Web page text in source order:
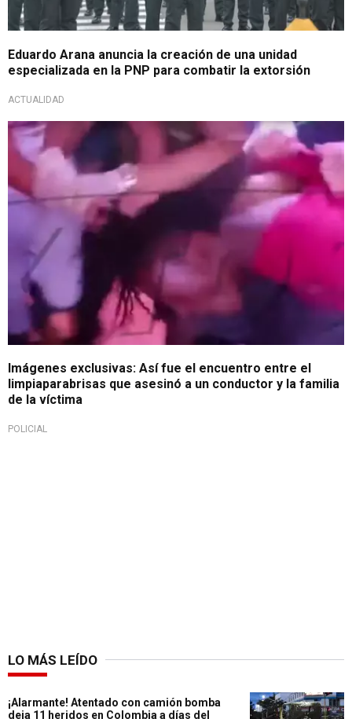
Eduardo Arana anuncia la creación de una unidad
especializada en la PNP para combatir la extorsión
ACTUALIDAD
Altercado en una comisaría
Imágenes exclusivas: Así fue el encuentro entre el
limpiaparabrisas que asesinó a un conductor y la familia
de la víctima
POLICIAL
LO MÁS LEÍDO
¡Alarmante! Atentado con camión bomba
deja 11 heridos en Colombia a días del